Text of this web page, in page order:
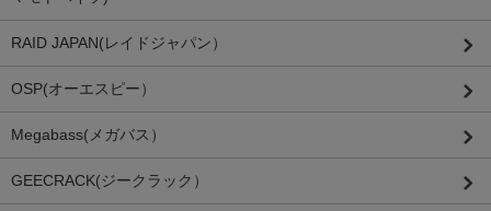
RAID JAPAN(レイドジャパン）
OSP(オーエスピー）
Megabass(メガバス）
GEECRACK(ジークラック）